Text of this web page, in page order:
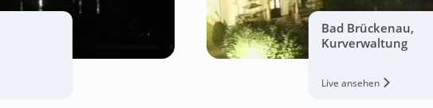
Bad Brückenau,
Kurverwaltung
Live ansehen